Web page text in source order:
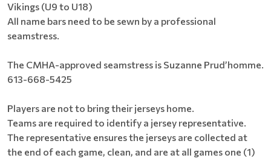
Vikings (U9 to U18)
All name bars need to be sewn by a professional
seamstress.
The CMHA-approved seamstress is Suzanne Prud’homme.
613-668-5425
Players are not to bring their jerseys home.
Teams are required to identify a jersey representative.
The representative ensures the jerseys are collected at
the end of each game, clean, and are at all games one (1)